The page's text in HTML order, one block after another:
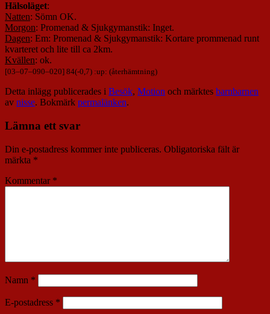
Hälsoläget:
Natten: Sömn OK.
Morgon: Promenad & Sjukgymanstik: Inget.
Dagen: Em: Promenad & Sjukgymanstik: Kortare prommenad runt
kvarteret och lite till ca 2km.
Kvällen: ok.
[03–07–090–020] 84(-0,7) :up: (återhämtning)
Detta inlägg publicerades i Besök, Motion och märktes barnbarnen
av nisse. Bokmärk permalänken.
Lämna ett svar
Din e-postadress kommer inte publiceras. Obligatoriska fält är
märkta *
Kommentar *
Namn *
E-postadress *